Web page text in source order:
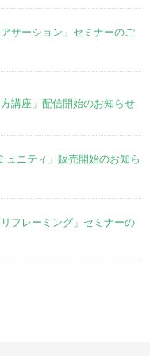
サーション」セミナーのご
講座」配信開始のお知らせ
ュニティ」販売開始のお知ら
フレーミング」セミナーの